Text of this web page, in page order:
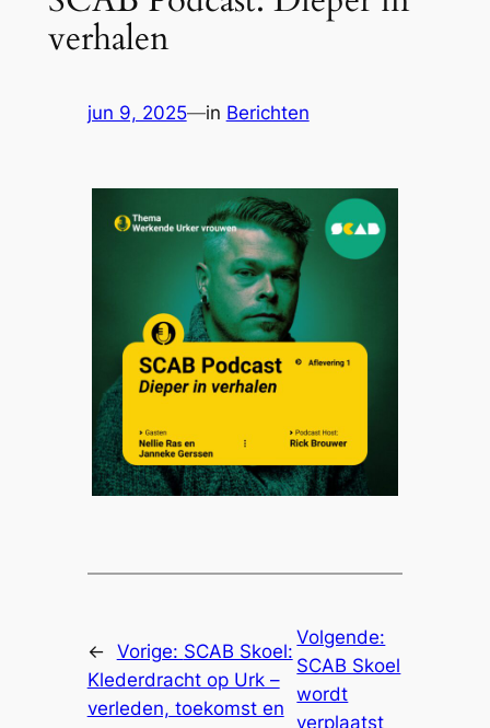
verhalen
jun 9, 2025—in Berichten
← Vorige: SCAB Skoel:
Klederdracht op Urk –
verleden, toekomst en
Volgende:
SCAB Skoel
wordt
verplaatst